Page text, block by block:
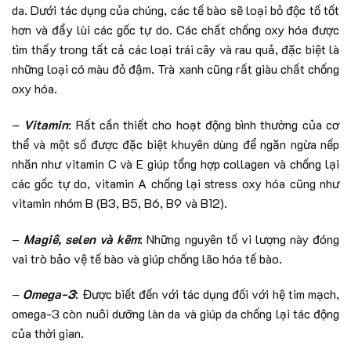
da. Dưới tác dụng của chúng, các tế bào sẽ loại bỏ độc tố tốt
hơn và đẩy lùi các gốc tự do. Các chất chống oxy hóa được
tìm thấy trong tất cả các loại trái cây và rau quả, đặc biệt là
những loại có màu đỏ đậm. Trà xanh cũng rất giàu chất chống
oxy hóa.
– Vitamin: Rất cần thiết cho hoạt động bình thường của cơ
thể và một số được đặc biệt khuyên dùng để ngăn ngừa nếp
nhăn như vitamin C và E giúp tổng hợp collagen và chống lại
các gốc tự do, vitamin A chống lại stress oxy hóa cũng như
vitamin nhóm B (B3, B5, B6, B9 và B12).
– Magiê, selen và kẽm: Những nguyên tố vi lượng này đóng
vai trò bảo vệ tế bào và giúp chống lão hóa tế bào.
– Omega-3: Được biết đến với tác dụng đối với hệ tim mạch,
omega-3 còn nuôi dưỡng làn da và giúp da chống lại tác động
của thời gian.